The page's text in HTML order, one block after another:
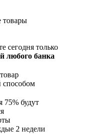
товары
сегодня только
любого банка
75% будут
2 недели